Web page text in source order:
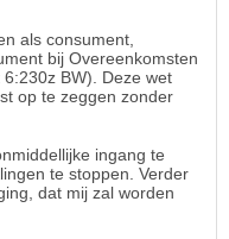
als consument,
bij Overeenkomsten
BW). Deze wet
op te zeggen zonder
ingang te
te stoppen. Verder
dat mij zal worden